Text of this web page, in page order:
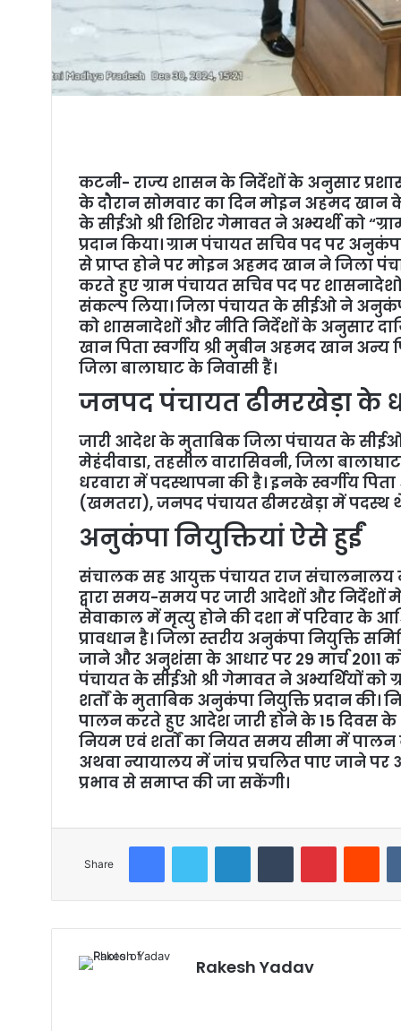
कटनी- राज्य शासन के निर्देशों के अनुसार
के दौरान सोमवार का दिन मोइन अहमद खान
के सीईओ श्री शिशिर गेमावत ने अभ्यर्थी को
प्रदान किया। ग्राम पंचायत सचिव पद पर
से प्राप्त होने पर मोइन अहमद खान ने जिला
करते हुए ग्राम पंचायत सचिव पद पर
संकल्प लिया। जिला पंचायत के सीईओ ने
को शासनादेशों और नीति निर्देशों के अनुसार
खान पिता स्वर्गीय श्री मुबीन अहमद खान अन्य
जिला बालाघाट के निवासी हैं।
जनपद पंचायत ढीमरखेड़ा के
जारी आदेश के मुताबिक जिला पंचायत के सीईओ
मेहंदीवाडा, तहसील वारासिवनी, जिला
धरवारा में पदस्थापना की है। इनके स्वर्गीय
(खमतरा), जनपद पंचायत ढीमरखेड़ा में पदस्थ
अनुकंपा नियुक्तियां ऐसे हुईं
संचालक सह आयुक्त पंचायत राज संचालनालय
द्वारा समय-समय पर जारी आदेशों और निर्देशों
सेवाकाल में मृत्यु होने की दशा में परिवार के
प्रावधान है। जिला स्तरीय अनुकंपा नियुक्ति
जाने और अनुशंसा के आधार पर 29 मार्च 2011
पंचायत के सीईओ श्री गेमावत ने अभ्यर्थियों
शर्तों के मुताबिक अनुकंपा नियुक्ति प्रदान की।
पालन करते हुए आदेश जारी होने के 15 दिवस के
नियम एवं शर्तों का नियत समय सीमा में पालन
अथवा न्यायालय में जांच प्रचलित पाए जाने
प्रभाव से समाप्त की जा सकेंगी।
Share
Rakesh Yadav